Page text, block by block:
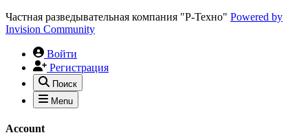
Частная разведывательная компания "Р-Техно" Powered by
Invision Community
Войти
Регистрация
Поиск
Menu
Account